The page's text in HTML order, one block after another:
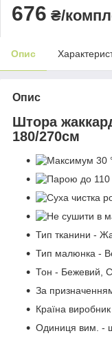
676 ₴/
Опис
Опис
Штора
180/270см
Тип тканини -
Тип малюнка -
Тон - Бежевий,
За
Країна
Одиниця вим. -